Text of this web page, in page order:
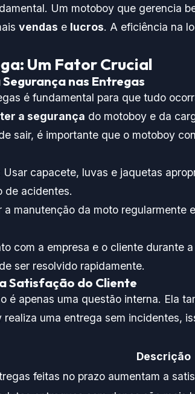
Um motoboy que gerencia
vendas e lucros. A eficiência na
Um Fator Crucial
nas Entregas
é fundamental para que tudo
a segurança do motoboy e da
sair, é importante que o motoboy
Usar capacete, luvas e jaquetas
de acidentes.
a manutenção da moto regularmente
com a empresa e o cliente durante
ser resolvido rapidamente.
Satisfação do Cliente
é apenas uma questão interna. Ela
realiza uma entrega sem incidentes,
Descrição
feitas no prazo aumentam a